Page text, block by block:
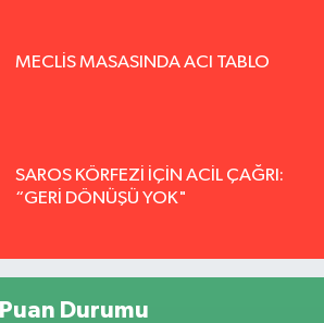
MECLİS MASASINDA ACI TABLO
SAROS KÖRFEZİ İÇİN ACİL ÇAĞRI:
“GERİ DÖNÜŞÜ YOK"
Durumu